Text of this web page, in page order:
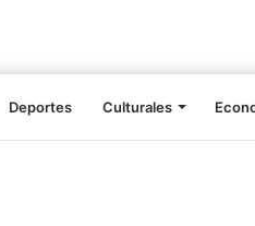
Deportes Culturales